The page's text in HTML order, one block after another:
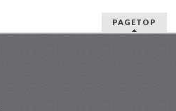
PAGETOP